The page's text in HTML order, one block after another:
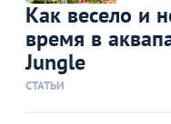
Как весело и
время в
Jungle
СТАТЬИ